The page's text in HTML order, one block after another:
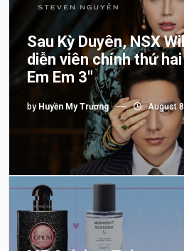
Sau Kỳ Duyên, NSX
diễn viên chính thứ
Em Em 3″
by Huyền My Trương August